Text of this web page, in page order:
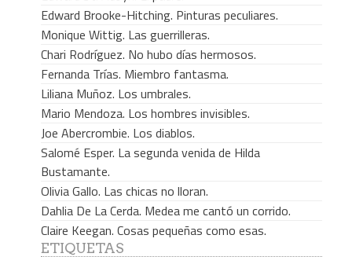
Edward Brooke-Hitching. Pinturas peculiares.
Monique Wittig. Las guerrilleras.
Chari Rodríguez. No hubo días hermosos.
Fernanda Trías. Miembro fantasma.
Liliana Muñoz. Los umbrales.
Mario Mendoza. Los hombres invisibles.
Joe Abercrombie. Los diablos.
Salomé Esper. La segunda venida de Hilda
Bustamante.
Olivia Gallo. Las chicas no lloran.
Dahlia De La Cerda. Medea me cantó un corrido.
Claire Keegan. Cosas pequeñas como esas.
ETIQUETAS